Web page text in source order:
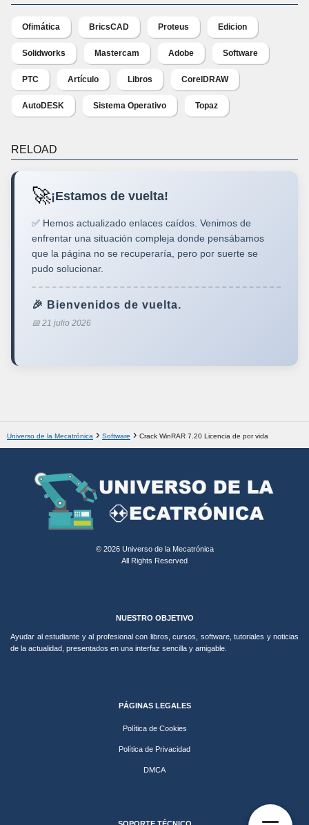
Ofimática BricsCAD Proteus Edicion
Solidworks Mastercam Adobe Software
PTC Artículo Libros CorelDRAW
AutoDESK Sistema Operativo Topaz
RELOAD
🚀¡Estamos de vuelta!
✅ Hemos actualizado enlaces caídos. Venimos de
enfrentar una situación compleja donde pensábamos
que la página no se recuperaría, pero por suerte se
pudo solucionar.
🎉 Bienvenidos de vuelta.
📅 21 julio 2026
Universo de la Mecatrónica Software Crack WinRAR 7.20 Licencia de por vida
© 2026 Universo de la Mecatrónica
All Rights Reserved
NUESTRO OBJETIVO
Ayudar al estudiante y al profesional con libros, cursos, software, tutoriales y noticias
de la actualidad, presentados en una interfaz sencilla y amigable.
PÁGINAS LEGALES
Política de Cookies
Política de Privacidad
DMCA